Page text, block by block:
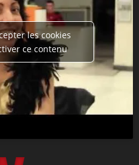
les cookies
ce contenu